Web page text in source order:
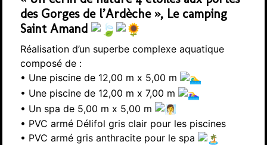
des Gorges de l’Ardèche », Le camping
Saint Amand
Réalisation d’un superbe complexe aquatique
composé de :
• Une piscine de 12,00 m x 5,00 m
• Une piscine de 12,00 m x 7,00 m
• Un spa de 5,00 m x 5,00 m
• PVC armé Délifol gris clair pour les piscines
• PVC armé gris anthracite pour le spa